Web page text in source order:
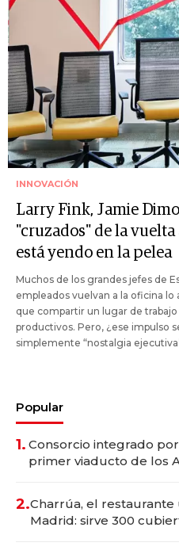
INNOVACIÓN
Larry Fink, Jamie
"cruzados" de la vuelta
está yendo en la pelea
Muchos de los grandes jefes de
empleados vuelvan a la oficina
que compartir un lugar de
productivos. Pero, ¿ese impulso
simplemente “nostalgia
Popular
1. Consorcio integrado
primer viaducto de los
2.Charrúa, el
Madrid: sirve 300